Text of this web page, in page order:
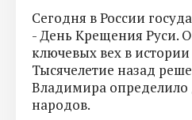
Сегодня в России
- День Крещения Руси.
ключевых вех в
Тысячелетие назад
Владимира
народов.